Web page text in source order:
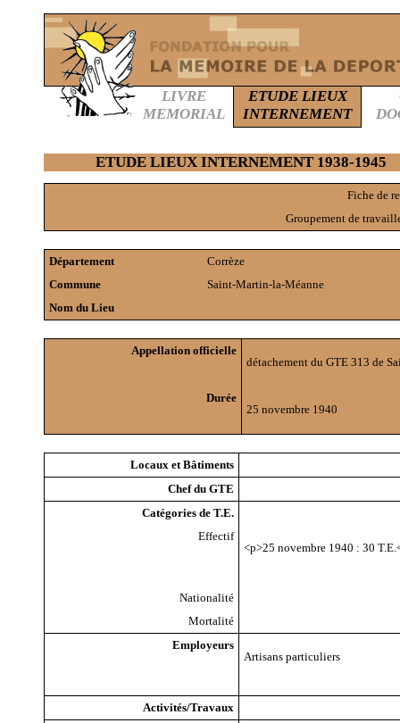
LIVRE
MEMORIAL
ETUDE LIEUX
INTERNEMENT
ETUDE LIEUX INTERNEMENT 1938-1945
Fiche de
Groupement de
Département
Corrèze
Commune
Saint-Martin-la-Méanne
Nom du Lieu
Appellation officielle
détachement du GTE 313 de
Durée
25 novembre 1940
Locaux et Bâtiments
Chef du GTE
Catégories de T.E.
Effectif
<p>25 novembre 1940 : 30
Nationalité
Mortalité
Employeurs
Artisans particuliers
Activités/Travaux